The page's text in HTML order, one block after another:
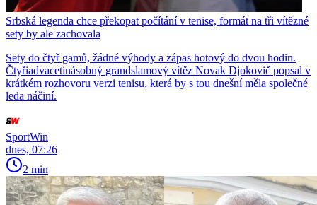
Srbská legenda chce překopat počítání v tenise, formát na tři vítězné
sety by ale zachovala
Sety do čtyř gamů, žádné výhody a zápas hotový do dvou hodin.
Čtyřiadvacetinásobný grandslamový vítěz Novak Djokovič popsal v
krátkém rozhovoru verzi tenisu, která by s tou dnešní měla společné
leda náčiní.
SportWin
dnes, 07:26
2 min